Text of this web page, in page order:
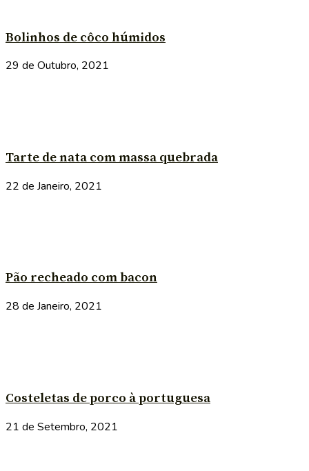
Bolinhos de côco húmidos
29 de Outubro, 2021
Tarte de nata com massa quebrada
22 de Janeiro, 2021
Pão recheado com bacon
28 de Janeiro, 2021
Costeletas de porco à portuguesa
21 de Setembro, 2021